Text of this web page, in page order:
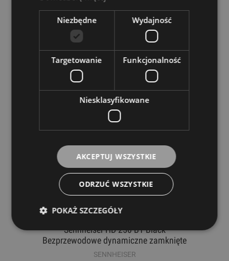
DO KOSZYKA
Sennheiser HD 250 BT Black
Bezprzewodowe dynamiczne zamknięte
SENNHEISER
Niezbędne Wydajność
Targetowanie Funkcjonalność
Niesklasyfikowane
AKCEPTUJ WSZYSTKIE
ODRZUĆ WSZYSTKIE
POKAŻ SZCZEGÓŁY